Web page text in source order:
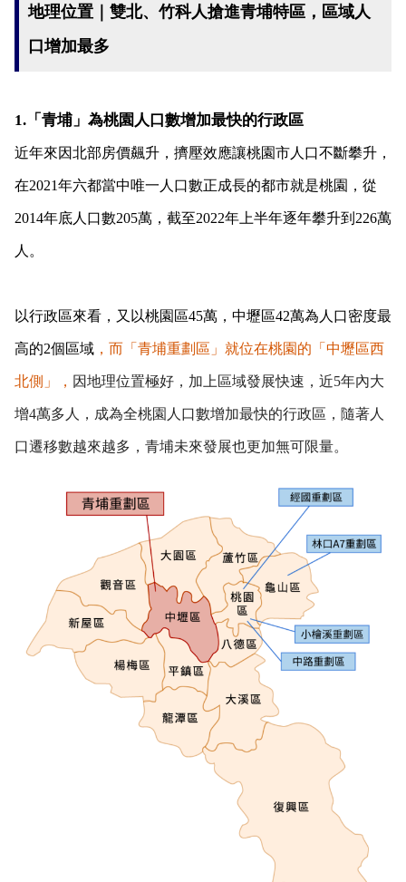
地理位置｜雙北、竹科人搶進青埔特區，區域人
口增加最多
1.「青埔」為桃園人口數增加最快的行政區
近年來因北部房價飆升，擠壓效應讓桃園市人口不斷攀升，
在2021年六都當中唯一人口數正成長的都市就是桃園，從
2014年底人口數205萬，截至2022年上半年逐年攀升到226萬
人。
以行政區來看，又以桃園區45萬，中壢區42萬為人口密度最
高的2個區域 ，而「青埔重劃區」就位在桃園的「中壢區西
北側」， 因地理位置極好，加上區域發展快速，近5年內大
增4萬多人，成為全桃園人口數增加最快的行政區，隨著人
口遷移數越來越多，青埔未來發展也更加無可限量。